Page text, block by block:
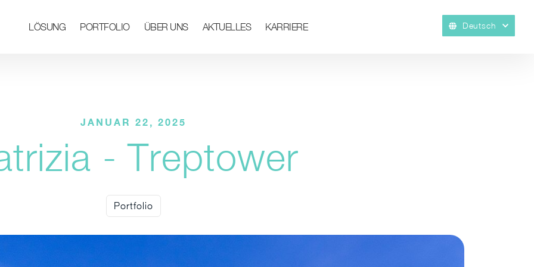
LÖSUNG PORTFOLIO ÜBER UNS AKTUELLES KARRIERE Deutsch
JANUAR 22, 2025
- Treptower
Portfolio